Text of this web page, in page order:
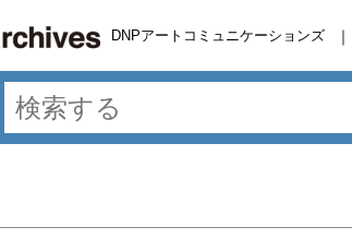
DNPアートコミュニケーションズ ｜